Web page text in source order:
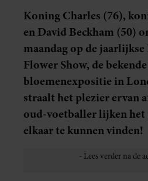
Koning Charles (76),
en David Beckham (50)
maandag op de jaarlijkse
Flower Show, de
bloemenexpositie in
straalt het plezier ervan
oud-voetballer lijken
elkaar te kunnen vinden!